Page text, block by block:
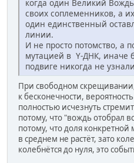
когда один Великий
своих соплеменников, а
один единственный
линии.
И не просто потомство, а
мутацией в Y-ДНК, иначе
подвиге никогда не
При свободном
к бесконечности,
полностью исчезнуть
потому, что "вождь отобрал
потому, что доля
в среднем не растёт, зато
колебнётся до нуля, это